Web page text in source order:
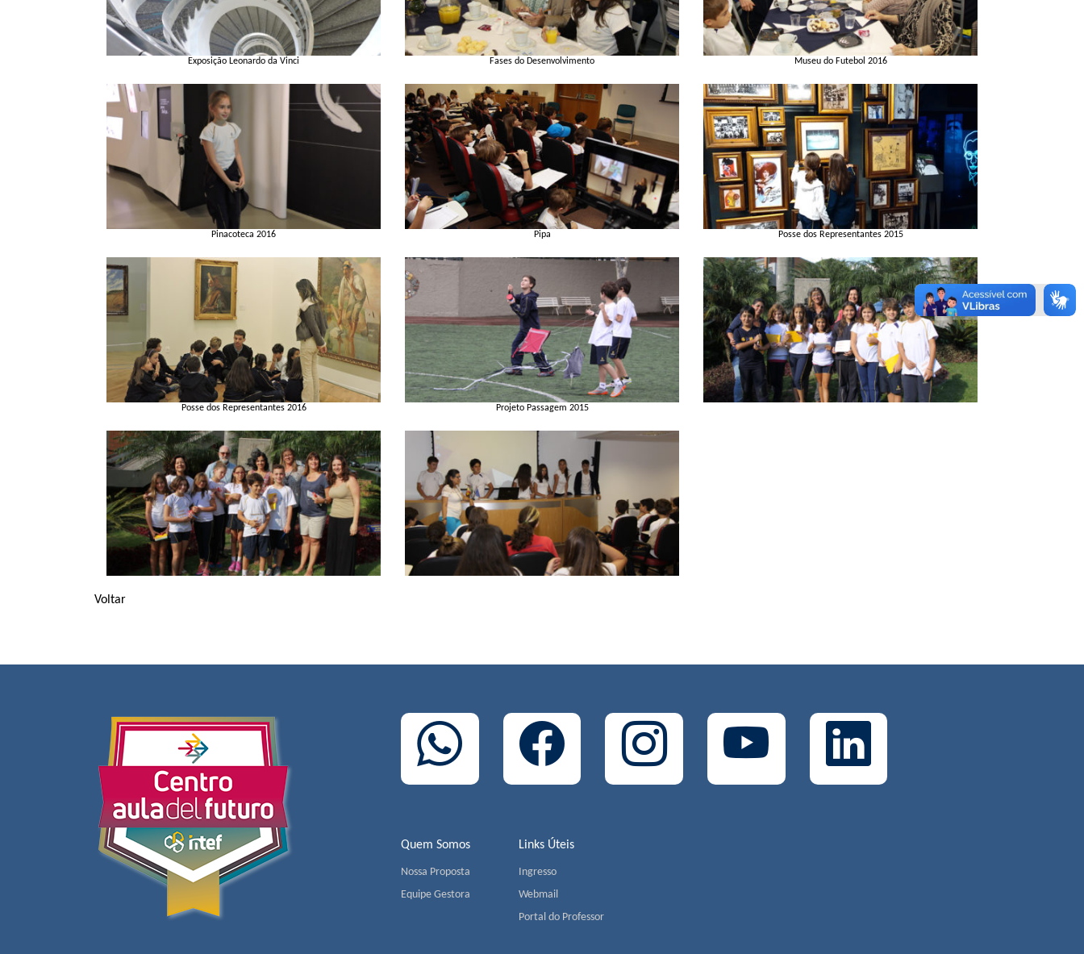
Exposição Leonardo da Vinci Fases do Desenvolvimento Museu do Futebol 2016
Pinacoteca 2016 Pipa Posse dos Representantes 2015
Posse dos Representantes 2016 Projeto Passagem 2015
Voltar
Quem Somos
Nossa Proposta
Equipe Gestora
Links Úteis
Ingresso
Webmail
Portal do Professor